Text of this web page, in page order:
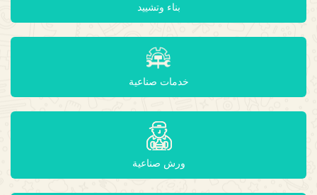
بناء وتشييد
خدمات صناعية
ورش صناعية